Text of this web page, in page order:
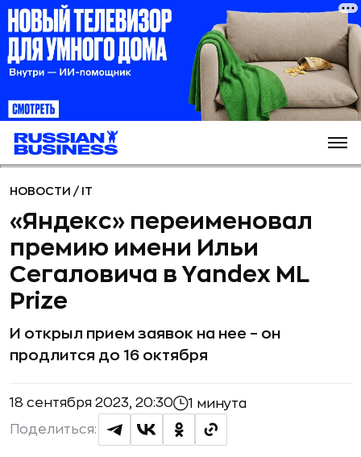
НОВОСТИ / IT
«Яндекс» переименовал
премию имени Ильи
Сегаловича в Yandex ML
Prize
И открыл прием заявок на нее – он
продлится до 16 октября
18 сентября 2023, 20:30 1 минута
Поделиться: